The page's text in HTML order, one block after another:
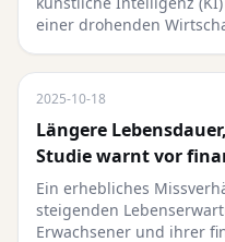
einer drohenden
2025-10-18
Längere
Studie warnt vor
Ein erhebliches
steigenden
Erwachsener und ihrer